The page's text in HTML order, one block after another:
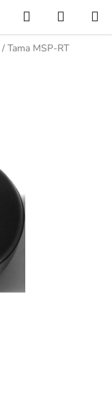
Hľadať
KOŠÍK
/ Tama MSP-RT